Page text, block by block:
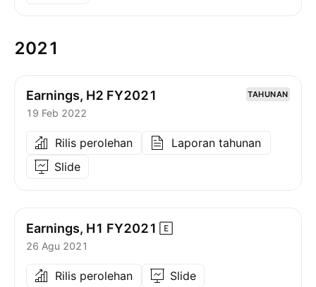
2021
Earnings, H2 FY2021 TAHUNAN
19 Feb 2022
Rilis perolehan
Laporan tahunan
Slide
Earnings, H1 FY2021
26 Agu 2021
Rilis perolehan
Slide